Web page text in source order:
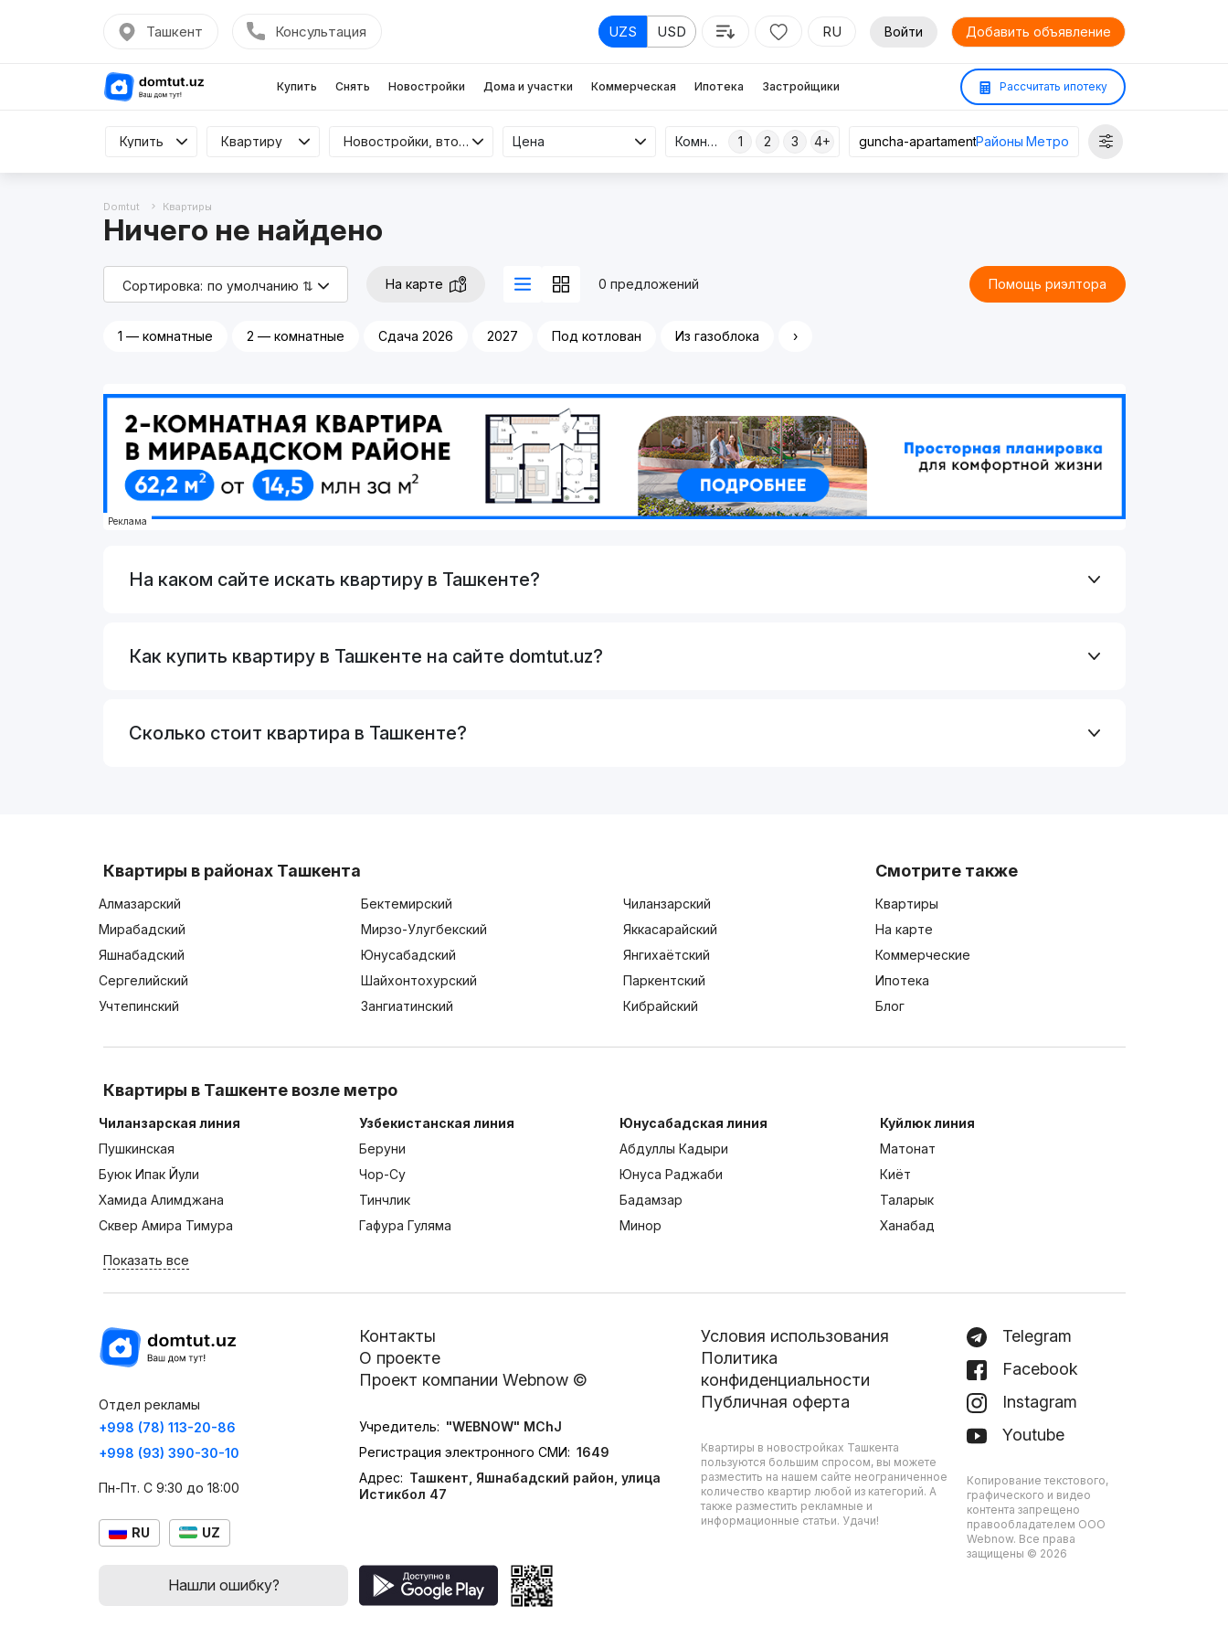
Ташкент Консультация UZS USD RU Войти Добавить объявление
Купить Снять Новостройки Дома и участки Коммерческая Ипотека Застройщики Рассчитать ипотеку
Купить
Купить Квартиру
Квартиру Все Новостройки, вторичка Цена Комнаты 1 2 3 4+ Районы Метро
Domtut Квартиры
Ничего не найдено
Сортировка: по умолчанию ⇅ На карте 0 предложений Помощь риэлтора
1 — комнатные 2 — комнатные Сдача 2026 2027 Под котлован Из газоблока ›
Реклама
На каком сайте искать квартиру в Ташкенте?
Как купить квартиру в Ташкенте на сайте domtut.uz?
Сколько стоит квартира в Ташкенте?
Квартиры в районах Ташкента
Алмазарский Бектемирский
Чиланзарский
Мирабадский
Мирзо-Улугбекский
Яккасарайский
Яшнабадский
Юнусабадский
Янгихаётский
Сергелийский
Шайхонтохурский
Паркентский
Учтепинский
Зангиатинский Кибрайский
Смотрите также
Квартиры
На карте
Коммерческие
Ипотека
Блог
Квартиры в Ташкенте возле метро
Чиланзарская линия
Пушкинская
Буюк Ипак Йули
Хамида Алимджана
Сквер Амира Тимура
Узбекистанская линия
Беруни
Чор-Су
Тинчлик
Гафура Гуляма
Юнусабадская линия
Абдуллы Кадыри
Юнуса Раджаби
Бадамзар
Минор
Куйлюк линия
Матонат
Киёт
Таларык
Ханабад
Показать все
Отдел рекламы
+998 (78) 113-20-86
+998 (93) 390-30-10
Пн-Пт. С 9:30 до 18:00
RU UZ
Контакты
О проекте
Проект компании Webnow ©
Учредитель: "WEBNOW" MChJ
Регистрация электронного СМИ: 1649
Адрес: Ташкент, Яшнабадский район, улица
Истикбол 47
Условия использования
Политика
конфиденциальности
Публичная оферта
Квартиры в новостройках Ташкента
пользуются большим спросом, вы можете
разместить на нашем сайте неограниченное
количество квартир любой из категорий. А
также разместить рекламные и
информационные статьи. Удачи!
Telegram
Facebook
Instagram
Youtube
Копирование текстового,
графического и видео
контента запрещено
правообладателем ООО
Webnow. Все права
защищены © 2026
Нашли ошибку?